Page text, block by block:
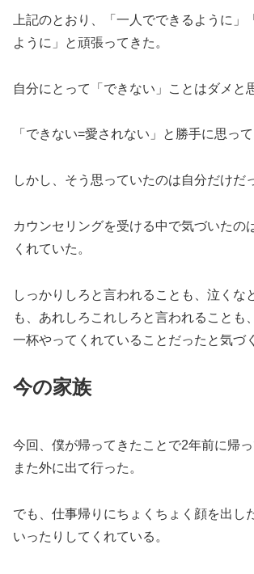
上記のとおり、「一人でできるように」
ように」と頑張ってきた。
自分にとって「できない」ことはダメと
「できない=愛されない」と勝手に思って
しかし、そう思っていたのは自分だけだ
カウンセリングを受ける中で気づいたの
くれていた。
しっかりしろと言われることも、泣くな
も、あれしろこれしろと言われることも
一杯やってくれていることだったと気づ
今の家族
今回、僕が帰ってきたことで2年前に帰
また外に出て行った。
でも、仕事帰りにちょくちょく顔を出し
いったりしてくれている。